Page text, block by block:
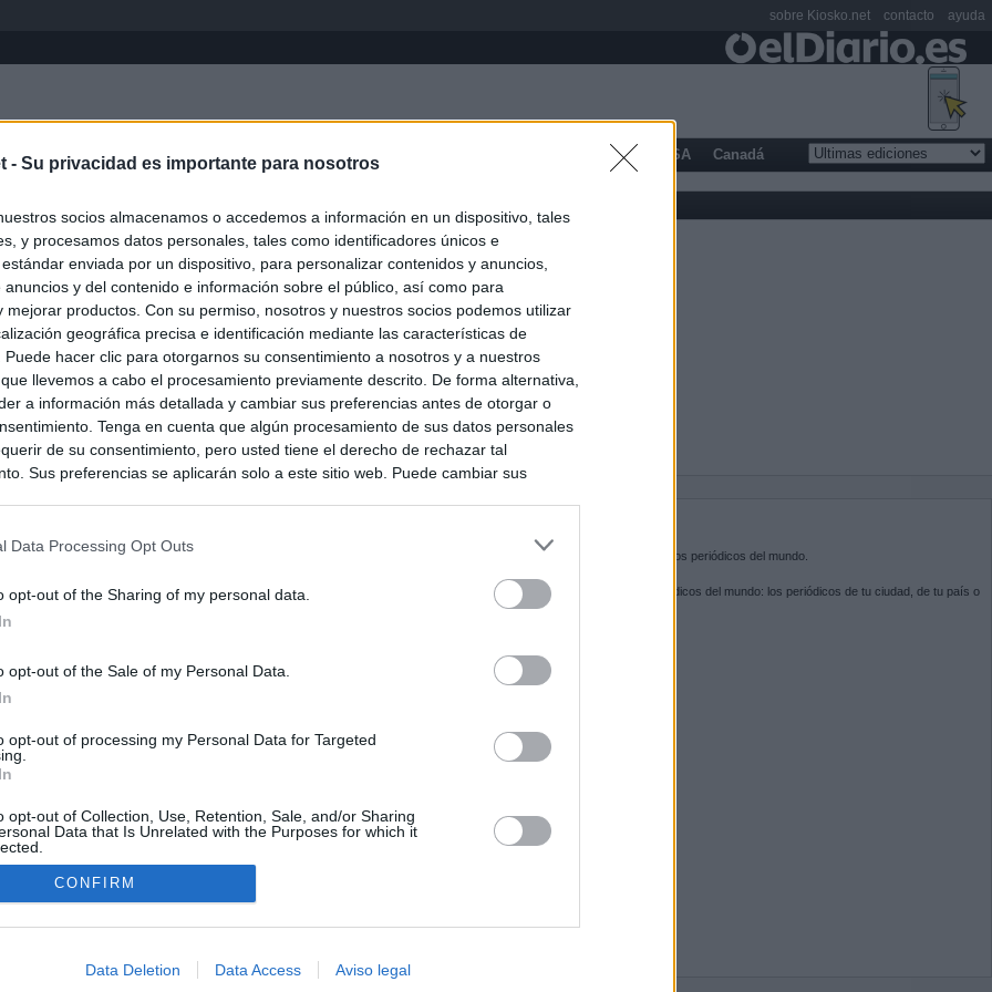
- Su privacidad es importante para nosotros
socios almacenamos o accedemos a información en un dispositivo, tales
y procesamos datos personales, tales como identificadores únicos e
enviada por un dispositivo, para personalizar contenidos y anuncios,
anuncios y del contenido e información sobre el público, así como para
mejorar productos. Con su permiso, nosotros y nuestros socios podemos utilizar
geográfica precisa e identificación mediante las características de
Puede hacer clic para otorgarnos su consentimiento a nosotros y a nuestros
llevemos a cabo el procesamiento previamente descrito. De forma alternativa,
a información más detallada y cambiar sus preferencias antes de otorgar o
Tenga en cuenta que algún procesamiento de sus datos personales
de su consentimiento, pero usted tiene el derecho de rechazar tal
Sus preferencias se aplicarán solo a este sitio web. Puede cambiar sus
Data Processing Opt Outs
opt-out of the Sharing of my personal data.
opt-out of the Sale of my Personal Data.
opt-out of processing my Personal Data for Targeted
opt-out of Collection, Use, Retention, Sale, and/or Sharing
Data that Is Unrelated with the Purposes for which it
CONFIRM
Data Deletion Data Access Aviso legal
Inicio Latinoamérica USA Canadá
controles a los viajeros procedentes de Italia tras el rechazo de
ultimátum del Gobierno y mantiene los controles a viajeros de
contra las comunidades que no acojan a los menores
sobre el PP por la acogida de los menores de Ceuta en las
Compromís denuncia a Figaredo ante la Fiscalía del Supremo
a los inmigrantes” de Ceuta
el intento del PP de que los ministros acudan al Senado en
es la puerta de entrada a los periódicos del mundo.
Navega por las portadas de los periódicos del mundo: los periódicos de tu ciudad, de tu país o
del otro extremo del mundo.
sobre Kiosko.net contacto ayuda